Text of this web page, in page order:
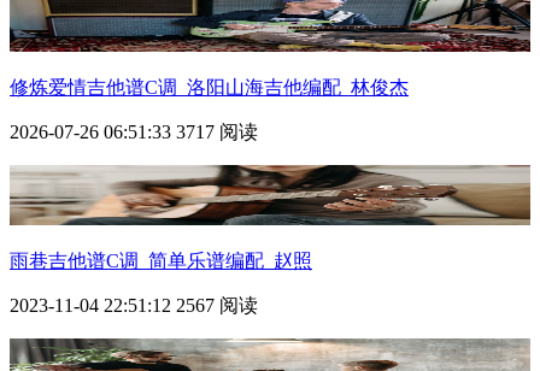
修炼爱情吉他谱C调_洛阳山海吉他编配_林俊杰
2026-07-26 06:51:33 3717 阅读
雨巷吉他谱C调_简单乐谱编配_赵照
2023-11-04 22:51:12 2567 阅读